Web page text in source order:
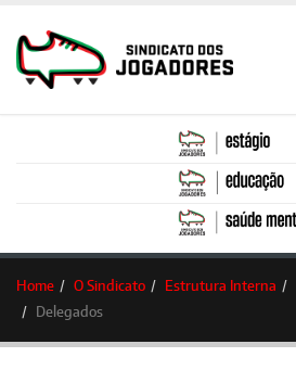
Home O Sindicato Estrutura Interna
Delegados